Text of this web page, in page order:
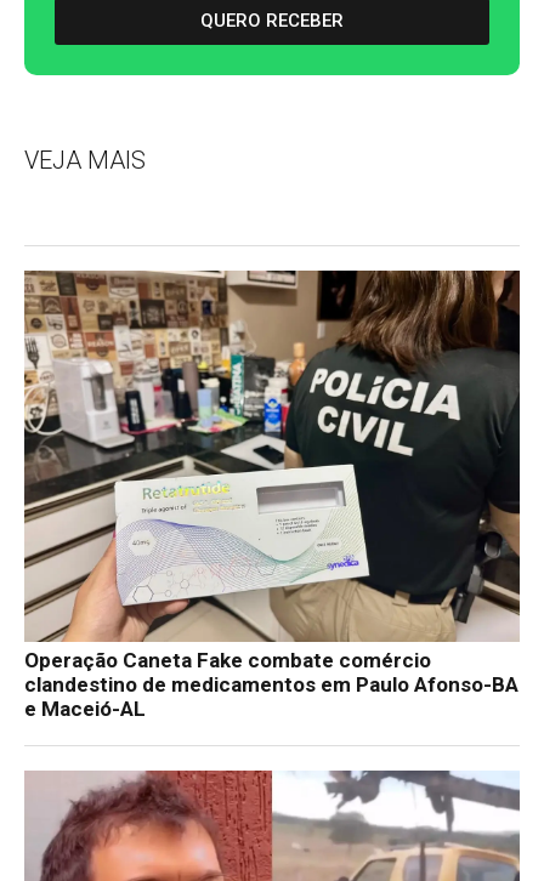
QUERO RECEBER
VEJA MAIS
Operação Caneta Fake combate comércio
clandestino de medicamentos em Paulo Afonso-BA
e Maceió-AL